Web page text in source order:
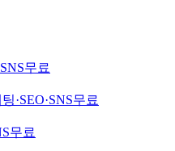
무료
·SEO·SNS무료
무료